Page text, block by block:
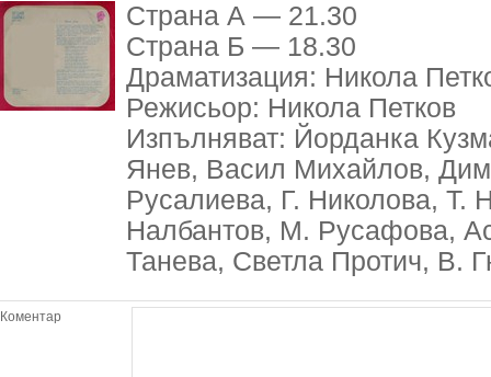
Страна А — 21.30
Страна Б — 18.30
Драматизация: Никола
Режисьор: Никола Петков
Изпълняват: Йорданка
Янев, Васил Михайлов,
Русалиева, Г. Николова, Т.
Налбантов, М. Русафова,
Танева, Светла Протич, В.
Коментар